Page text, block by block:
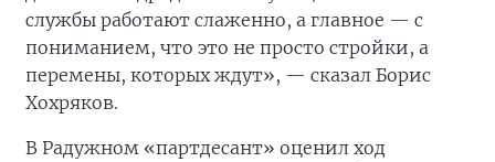
службы работают слаженно, а главное — с
пониманием, что это не просто стройки, а
перемены, которых ждут», — сказал Борис
Хохряков.
В Радужном «партдесант» оценил ход